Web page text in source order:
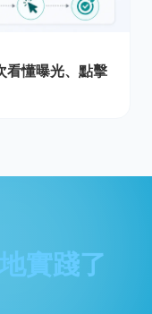
看懂曝光、點擊
實踐了